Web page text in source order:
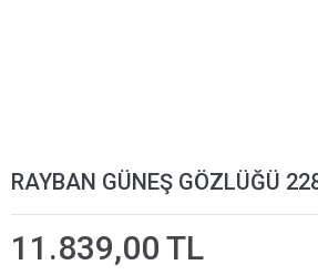
RAYBAN GÜNEŞ GÖZLÜĞÜ
11.839,00 TL